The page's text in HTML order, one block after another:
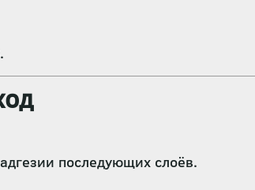
.
последующих слоёв.